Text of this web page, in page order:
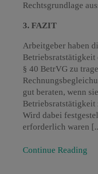
Rechtsgrundlage
3. FAZIT
Arbeitgeber haben
Betriebsratstätigkeit
§ 40 BetrVG zu
gut beraten, wenn
Betriebsratstätigkeit
Wird dabei
erforderlich waren
Continue Reading